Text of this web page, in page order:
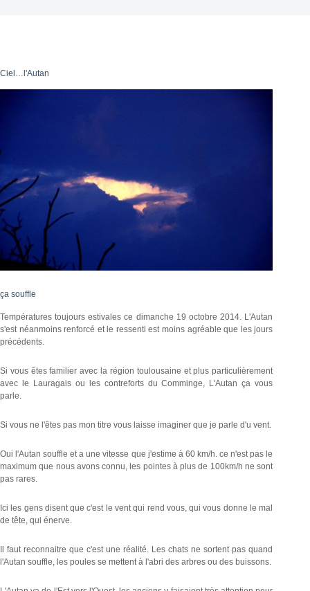
Ciel…l'Autan
ça souffle
Températures toujours estivales ce dimanche 19 octobre 2014. L'Autan
s'est néanmoins renforcé et le ressenti est moins agréable que les jours
précédents.
Si vous êtes familier avec la région toulousaine et plus particulièrement
avec le Lauragais ou les contreforts du Comminge, L'Autan ça vous
parle.
Si vous ne l'êtes pas mon titre vous laisse imaginer que je parle d'u vent.
Oui l'Autan souffle et a une vitesse que j'estime à 60 km/h. ce n'est pas le
maximum que nous avons connu, les pointes à plus de 100km/h ne sont
pas rares.
Ici les gens disent que c'est le vent qui rend vous, qui vous donne le mal
de tête, qui énerve.
Il faut reconnaitre que c'est une réalité. Les chats ne sortent pas quand
l'Autan souffle, les poules se mettent à l'abri des arbres ou des buissons.